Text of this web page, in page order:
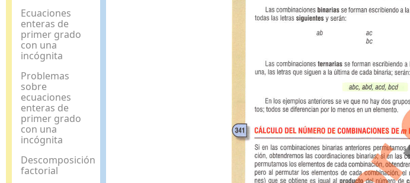
Ecuaciones
enteras de
primer grado
con una
incógnita
Problemas
sobre
ecuaciones
enteras de
primer grado
con una
incógnita
Descomposición
factorial